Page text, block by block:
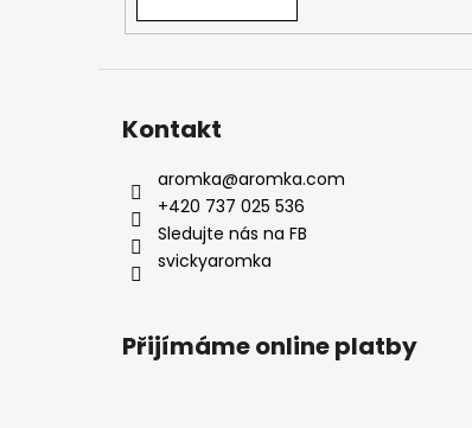
Kontakt
aromka@aromka.com
+420 737 025 536
Sledujte nás na FB
svickyaromka
Přijímáme online platby